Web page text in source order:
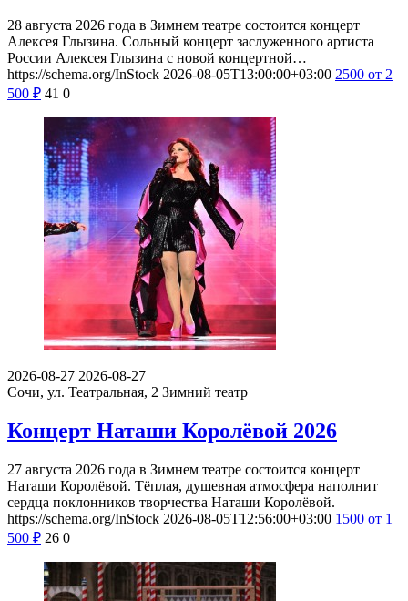
28 августа 2026 года в Зимнем театре состоится концерт
Алексея Глызина. Сольный концерт заслуженного артиста
России Алексея Глызина с новой концертной…
https://schema.org/InStock 2026-08-05T13:00:00+03:00 2500 от 2
500 ₽ 41 0
2026-08-27 2026-08-27
Сочи, ул. Театральная, 2 Зимний театр
Концерт Наташи Королёвой 2026
27 августа 2026 года в Зимнем театре состоится концерт
Наташи Королёвой. Тёплая, душевная атмосфера наполнит
сердца поклонников творчества Наташи Королёвой.
https://schema.org/InStock 2026-08-05T12:56:00+03:00 1500 от 1
500 ₽ 26 0